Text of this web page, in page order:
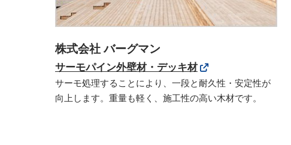
株式会社 バーグマン
サーモパイン外壁材・デッキ材
サーモ処理することにより、一段と耐久性・安定性が
向上します。重量も軽く、施工性の高い木材です。